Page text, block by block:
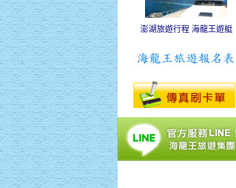
澎湖旅遊行程 海龍王遊艇